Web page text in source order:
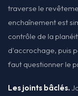
traverse le
enchaînement est
contrôle de la
d'accrochage, puis
faut questionner le
Les joints bâclés.